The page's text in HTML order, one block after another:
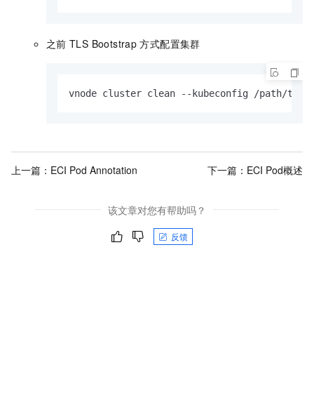
之前 TLS Bootstrap 方式配置集群
vnode cluster clean --kubeconfig /path/to/
上一篇： ECI Pod Annotation 下一篇： ECI Pod概述
该文章对您有帮助吗？
反馈